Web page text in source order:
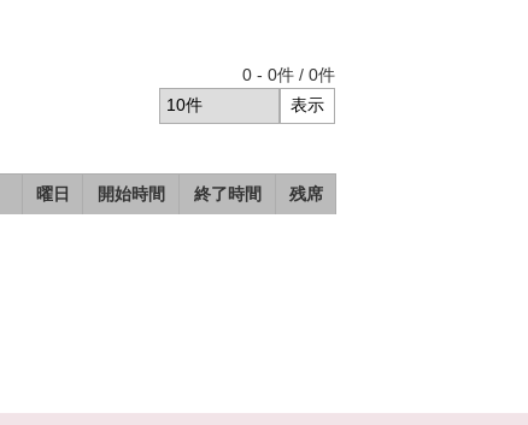
0 - 0件 / 0件
曜日 開始時間 終了時間 残席